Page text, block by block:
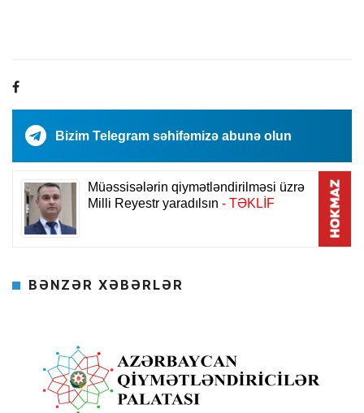
Bizim Telegram səhifəmizə abunə olun
BƏNZƏR XƏBƏRLƏR